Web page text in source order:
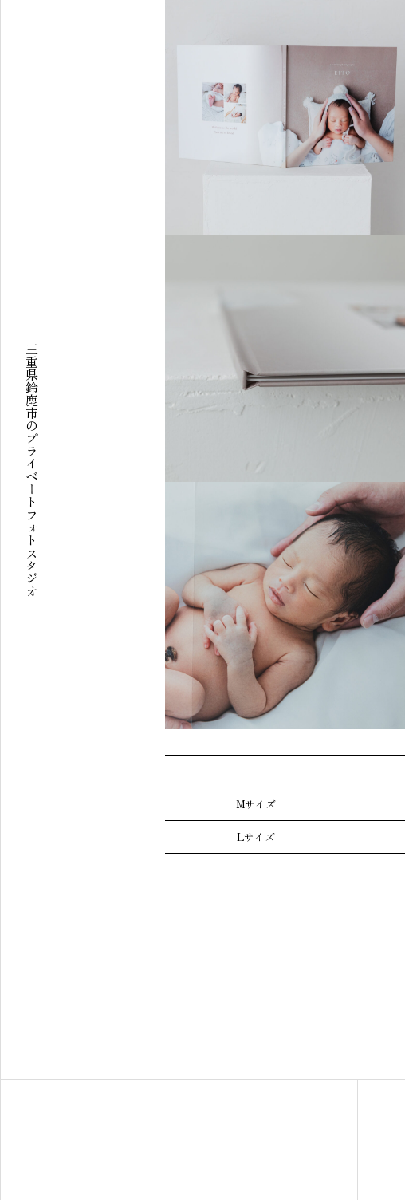
三重県鈴鹿市のプライベートフォトスタジオ
Mサイズ
Lサイズ